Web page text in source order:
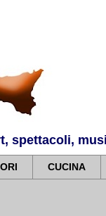
spettacoli,
CUCINA